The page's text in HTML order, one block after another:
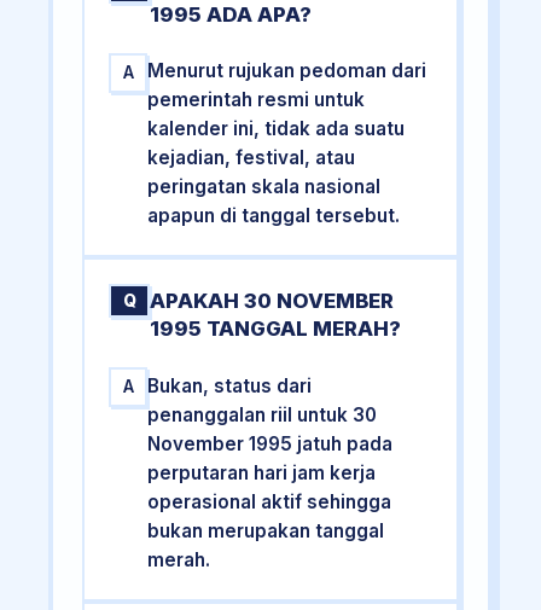
1995 ADA APA?
A
Menurut rujukan pedoman dari
pemerintah resmi untuk
kalender ini, tidak ada suatu
kejadian, festival, atau
peringatan skala nasional
apapun di tanggal tersebut.
Q
APAKAH 30 NOVEMBER
1995 TANGGAL MERAH?
A
Bukan, status dari
penanggalan riil untuk 30
November 1995 jatuh pada
perputaran hari jam kerja
operasional aktif sehingga
bukan merupakan tanggal
merah.